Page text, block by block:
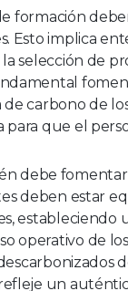
formación
Esto implica
selección de
carbono de
que el
debe
deben estar
estableciendo
operativo de
un